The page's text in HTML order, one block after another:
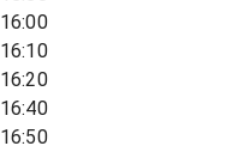
16:00
16:10
16:20
16:40
16:50